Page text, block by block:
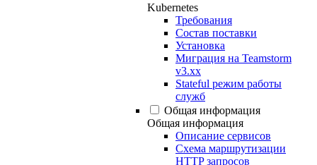
Kubernetes
Требования
Состав поставки
Установка
Миграция на Teamstorm
v3.xx
Stateful режим работы
служб
Общая информация
Общая информация
Описание сервисов
Схема маршрутизации
HTTP запросов